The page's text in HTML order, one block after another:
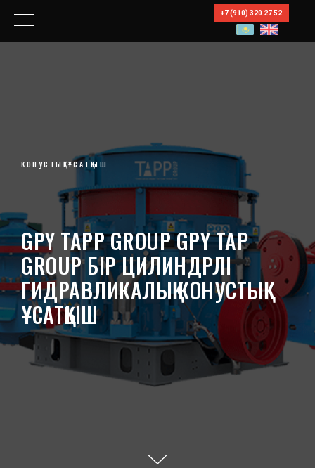
+7 (910) 320 27 52
КОНУСТЫҚ ҰСАТҚЫШ
GPY TAPP GROUP GPY TAP
GROUP БІР ЦИЛИНДРЛІ
ГИДРАВЛИКАЛЫҚ КОНУСТЫҚ
ҰСАТҚЫШ